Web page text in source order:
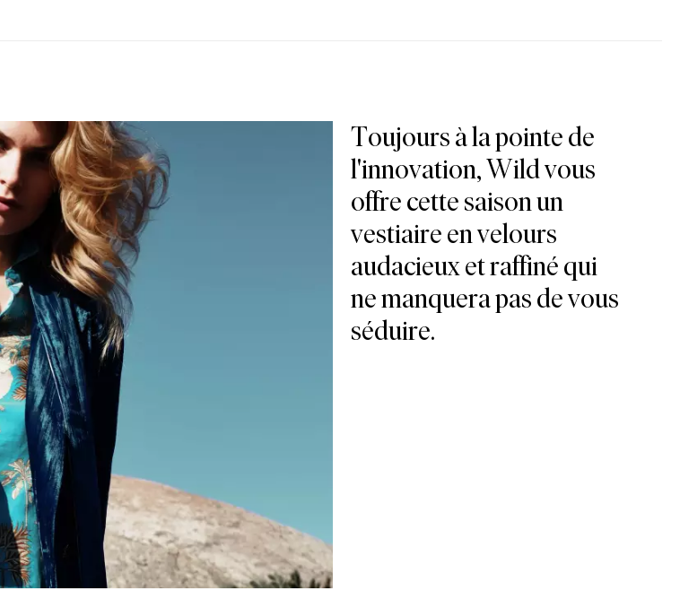
Toujours à la pointe de
l'innovation, Wild vous
offre cette saison un
vestiaire en velours
audacieux et raffiné qui
ne manquera pas de vous
séduire.